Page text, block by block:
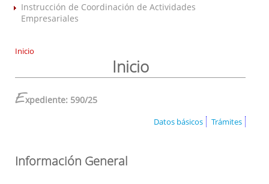
Instrucción de Coordinación de Actividades
Empresariales
Inicio
Inicio
Expediente: 590/25
Datos básicos Trámites
Información General